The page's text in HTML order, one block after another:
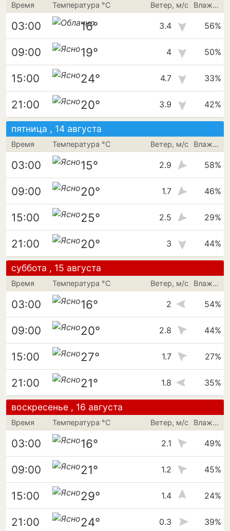
Время Температура °C Ветер, м/с Влажность
03:00 16° 3.4 56%
09:00 19° 4 50%
15:00 24° 4.7 33%
21:00 20° 3.9 42%
пятница , 14 августа
Время Температура °C Ветер, м/с Влажность
03:00 15° 2.9 58%
09:00 20° 1.7 46%
15:00 25° 2.5 29%
21:00 20° 3 44%
суббота , 15 августа
Время Температура °C Ветер, м/с Влажность
03:00 16° 2 54%
09:00 20° 2.8 44%
15:00 27° 1.7 27%
21:00 21° 1.8 35%
воскресенье , 16 августа
Время Температура °C Ветер, м/с Влажность
03:00 16° 2.1 49%
09:00 21° 1.2 45%
15:00 29° 1.4 24%
21:00 24° 0.3 39%